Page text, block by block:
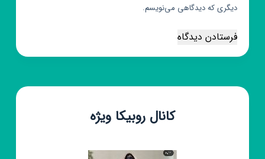
دیگری که دیدگاهی می‌نویسم.
فرستادن دیدگاه
کانال روبیکا ویژه